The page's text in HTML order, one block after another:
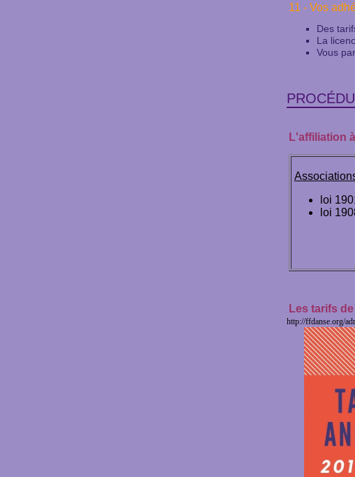
11 - Vos
Des
La
Vous
L'affiliation
loi
loi
Les tarifs
http://ffdanse.org/